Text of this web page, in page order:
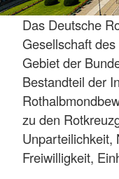
Das Deutsche
Gesellschaft
Gebiet der
Bestandteil der
zu den
Unparteilichkeit,
Freiwilligkeit,